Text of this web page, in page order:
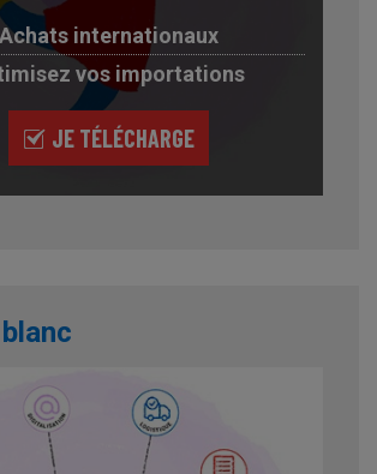
Achats internationaux
vos importations
JE TÉLÉCHARGE